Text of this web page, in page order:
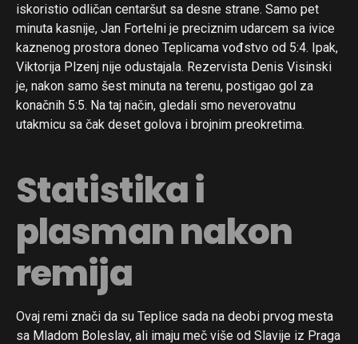
iskoristio odličan centaršut sa desne strane. Samo pet
minuta kasnije, Jan Fortelni je preciznim udarcem sa ivice
kaznenog prostora doneo Teplicama vođstvo od 5:4. Ipak,
Viktorija Plzenj nije odustajala. Rezervista Denis Visinski
je, nakon samo šest minuta na terenu, postigao gol za
konačnih 5:5. Na taj način, gledali smo neverovatnu
utakmicu sa čak deset golova i brojnim preokretima.
Statistika i
plasman nakon
remija
Ovaj remi znači da su Teplice sada na deobi prvog mesta
sa Mladom Boleslav, ali imaju meč više od Slavije iz Praga